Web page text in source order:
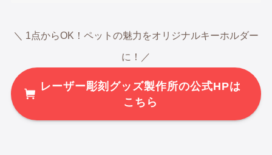
＼ 1点からOK！ペットの魅力をオリジナルキーホルダー
に！／
レーザー彫刻グッズ製作所の公式HPは
こちら